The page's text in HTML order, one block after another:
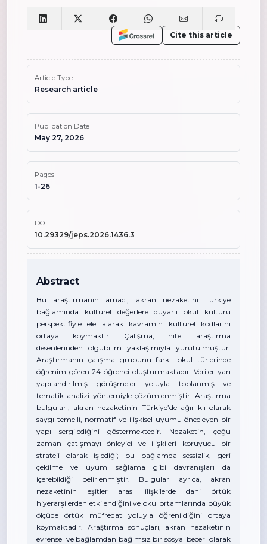
Cite this article
Article Type
Research article
Publication Date
May 27, 2026
Pages
1-26
DOI
10.29329/jeps.2026.1436.3
Abstract
Bu araştırmanın amacı, akran nezaketini Türkiye
bağlamında kültürel değerlere duyarlı okul kültürü
perspektifiyle ele alarak kavramın kültürel kodlarını
ortaya koymaktır. Çalışma, nitel araştırma
desenlerinden olgubilim yaklaşımıyla yürütülmüştür.
Araştırmanın çalışma grubunu farklı okul türlerinde
öğrenim gören 24 öğrenci oluşturmaktadır. Veriler yarı
yapılandırılmış görüşmeler yoluyla toplanmış ve
tematik analizi yöntemiyle çözümlenmiştir. Araştırma
bulguları, akran nezaketinin Türkiye’de ağırlıklı olarak
saygı temelli, normatif ve ilişkisel uyumu önceleyen bir
yapı sergilediğini göstermektedir. Nezaketin, çoğu
zaman çatışmayı önleyici ve ilişkileri koruyucu bir
strateji olarak işlediği; bu bağlamda sessizlik, geri
çekilme ve uyum sağlama gibi davranışları da
içerebildiği belirlenmiştir. Bulgular ayrıca, akran
nezaketinin eşitler arası ilişkilerde dahi örtük
hiyerarşilerden etkilendiğini ve okul ortamlarında büyük
ölçüde örtük müfredat yoluyla öğrenildiğini ortaya
koymaktadır. Araştırma sonuçları, akran nezaketinin
evrensel ve bağlamdan bağımsız bir sosyal beceri olarak